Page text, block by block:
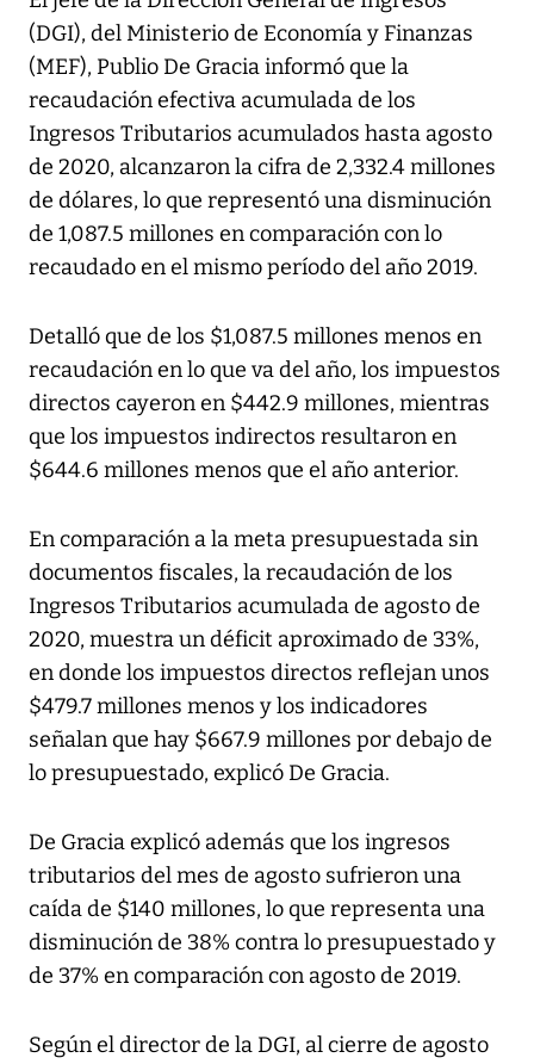
(DGI), del Ministerio de Economía y Finanzas
(MEF), Publio De Gracia informó que la
recaudación efectiva acumulada de los
Ingresos Tributarios acumulados hasta agosto
de 2020, alcanzaron la cifra de 2,332.4 millones
de dólares, lo que representó una disminución
de 1,087.5 millones en comparación con lo
recaudado en el mismo período del año 2019.
Detalló que de los $1,087.5 millones menos en
recaudación en lo que va del año, los impuestos
directos cayeron en $442.9 millones, mientras
que los impuestos indirectos resultaron en
$644.6 millones menos que el año anterior.
En comparación a la meta presupuestada sin
documentos fiscales, la recaudación de los
Ingresos Tributarios acumulada de agosto de
2020, muestra un déficit aproximado de 33%,
en donde los impuestos directos reflejan unos
$479.7 millones menos y los indicadores
señalan que hay $667.9 millones por debajo de
lo presupuestado, explicó De Gracia.
De Gracia explicó además que los ingresos
tributarios del mes de agosto sufrieron una
caída de $140 millones, lo que representa una
disminución de 38% contra lo presupuestado y
de 37% en comparación con agosto de 2019.
Según el director de la DGI, al cierre de agosto